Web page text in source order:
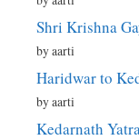
Shri Krishna
by aarti
Haridwar to
by aarti
Kedarnath